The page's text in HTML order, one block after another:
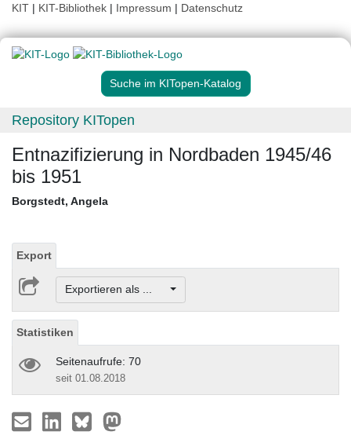
KIT | KIT-Bibliothek | Impressum | Datenschutz
Suche im KITopen-Katalog
Repository KITopen
Entnazifizierung in Nordbaden 1945/46
bis 1951
Borgstedt, Angela
Export
Exportieren als ...
Statistiken
Seitenaufrufe: 70
seit 01.08.2018